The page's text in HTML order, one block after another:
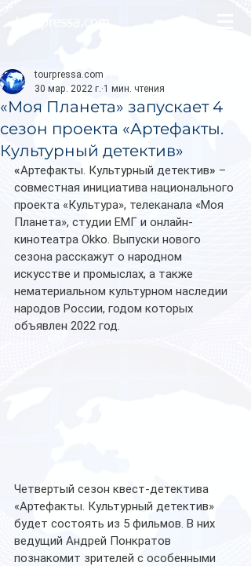
«Моя Планета» запускает 4
сезон проекта «Артефакты.
Культурный детектив»
tourpressa.com
30 мар. 2022 г. 1 мин. чтения
«Артефакты. Культурный детектив» –
совместная инициатива национального
проекта «Культура», телеканала «Моя
Планета», студии ЕМГ и онлайн-
кинотеатра Okko. Выпуски нового
сезона расскажут о народном
искусстве и промыслах, а также
нематериальном культурном наследии
народов России, годом которых
объявлен 2022 год.
Четвертый сезон квест-детектива
«Артефакты. Культурный детектив»
будет состоять из 5 фильмов. В них
ведущий Андрей Понкратов
познакомит зрителей с особенными